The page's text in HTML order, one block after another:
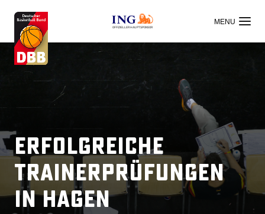
OFFIZIELLER HAUPTSPONSOR
Erfolgreiche
Trainerprüfungen
in Hagen